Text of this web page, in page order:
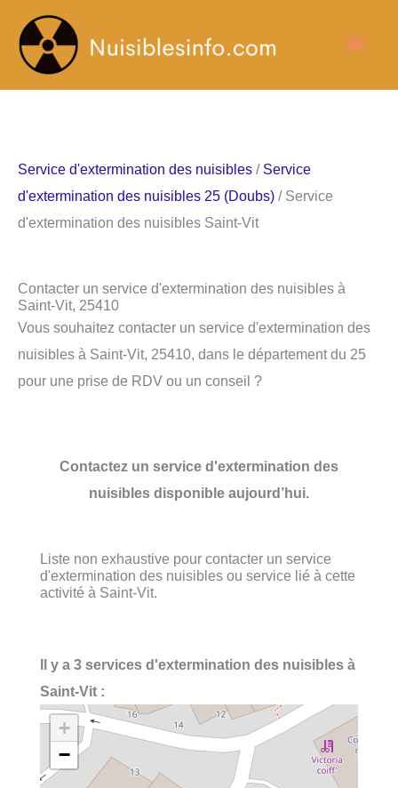
contenu
Service d'extermination des nuisibles / Service
d'extermination des nuisibles 25 (Doubs) / Service
d'extermination des nuisibles Saint-Vit
Contacter un service d'extermination des nuisibles à
Saint-Vit, 25410
Vous souhaitez contacter un service d'extermination des
nuisibles à Saint-Vit, 25410, dans le département du 25
pour une prise de RDV ou un conseil ?
Contactez un service d'extermination des
nuisibles disponible aujourd’hui.
Liste non exhaustive pour contacter un service
d'extermination des nuisibles ou service lié à cette
activité à Saint-Vit.
Il y a 3 services d'extermination des nuisibles à
Saint-Vit :
+
−